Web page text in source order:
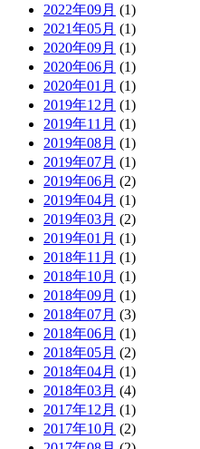
2022年09月 (1)
2021年05月 (1)
2020年09月 (1)
2020年06月 (1)
2020年01月 (1)
2019年12月 (1)
2019年11月 (1)
2019年08月 (1)
2019年07月 (1)
2019年06月 (2)
2019年04月 (1)
2019年03月 (2)
2019年01月 (1)
2018年11月 (1)
2018年10月 (1)
2018年09月 (1)
2018年07月 (3)
2018年06月 (1)
2018年05月 (2)
2018年04月 (1)
2018年03月 (4)
2017年12月 (1)
2017年10月 (2)